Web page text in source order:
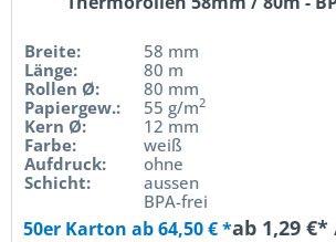
Breite:
58 mm
Länge:
80 m
Rollen Ø:
80 mm
Papiergew.:
55 g/m2
Kern Ø:
12 mm
Farbe:
weiß
Aufdruck:
ohne
Schicht:
aussen
BPA-frei
ab 1,29
50er Karton ab 64,50 € *